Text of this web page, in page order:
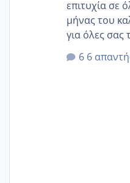
επιτυχία σε
μήνας του
για όλες σας
@Elk
@Zenia z
6